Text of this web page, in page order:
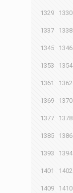
1329 1330
1337 1338
1345 1346
1353 1354
1361 1362
1369 1370
1377 1378
1385 1386
1393 1394
1401 1402
1409 1410